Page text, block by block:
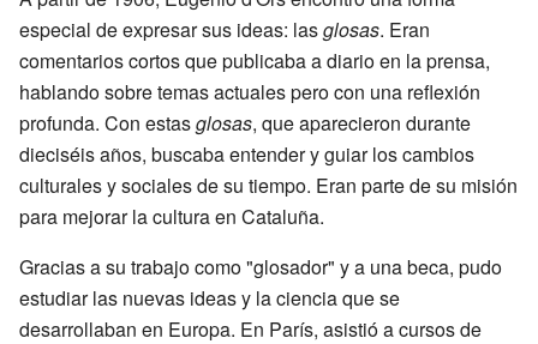
especial de expresar sus ideas: lasglosas. Eran
comentarios cortos que publicaba a diario en la prensa,
hablando sobre temas actuales pero con una reflexión
profunda. Con estasglosas, que aparecieron durante
dieciséis años, buscaba entender y guiar los cambios
culturales y sociales de su tiempo. Eran parte de su misión
para mejorar la cultura en Cataluña.
Gracias a su trabajo como "glosador" y a una beca, pudo
estudiar las nuevas ideas y la ciencia que se
desarrollaban en Europa. En París, asistió a cursos de